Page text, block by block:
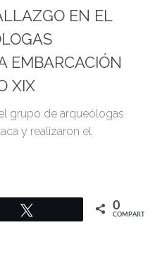
EN EL
EMBARCACIÓN
XIX
grupo de arqueólogas
y realizaron el
0
COMPARTIR